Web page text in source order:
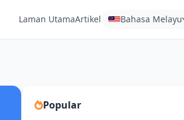
Laman UtamaArtikel Bahasa Melayu
Popular